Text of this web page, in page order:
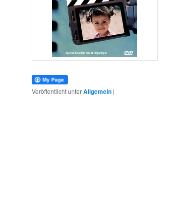
Veröffentlicht unterAllgemein |